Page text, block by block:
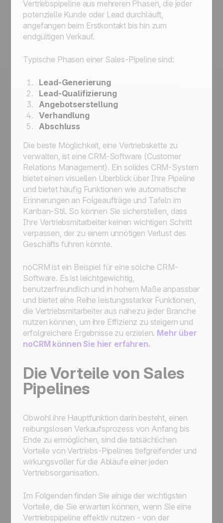
Vertriebspipeline aus mehreren Phasen, die jeder
potenzielle Kunde oder Lead durchläuft,
angefangen beim Erstkontakt bis hin zum
endgültigen Verkauf.
Typische Phasen einer Sales-Pipeline sind:
Lead-Generierung
Lead-Qualifizierung
Angebotserstellung
Verhandlung
Abschluss
Die beste Möglichkeit, eine Vertriebskette zu
verwalten, ist eine CRM-Software (Customer
Relations Management). Ein solides CRM-System
bietet einen visuellen Überblick über Ihre Pipeline
und bietet häufig Funktionen wie automatische
Erinnerungen an Folgeaufträge und Tafeln im
Kanban-Stil. So können Sie sicherstellen, dass
Ihre Vertriebsmitarbeiter keinen wichtigen Schritt
verpassen, der zu einem unnötigen Verlust des
Geschäfts führen könnte.
noCRM ist ein Beispiel für eine solche CRM-
Software. Es ist leichtgewichtig,
benutzerfreundlich und in hohem Maße anpassbar
und bietet eine Reihe leistungsstarker Funktionen,
die Vertriebsmitarbeiter aus nahezu jeder Branche
nutzen können, um ihre Effizienz zu steigern und
erfolgreichere Ergebnisse zu erzielen. Mehr über
noCRM können Sie hier erfahren.
Die Vorteile von Sales
Pipelines
Obwohl ihre Hauptfunktion darin besteht, einen
reibungslosen Verkaufsprozess von Anfang bis
Ende zu ermöglichen, sind die tatsächlichen
Vorteile von Vertriebs-Pipelines tiefgreifender und
wirkungsvoller für die Abläufe einer jeden
Vertriebsorganisation.
Im Folgenden finden Sie einige der wichtigsten
Vorteile, die Sie erwarten können, wenn Sie eine
Vertriebspipeline effektiv nutzen - von der